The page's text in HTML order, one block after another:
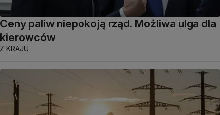
Ceny paliw niepokoją rząd. Możliwa ulga dla
kierowców
Z KRAJU